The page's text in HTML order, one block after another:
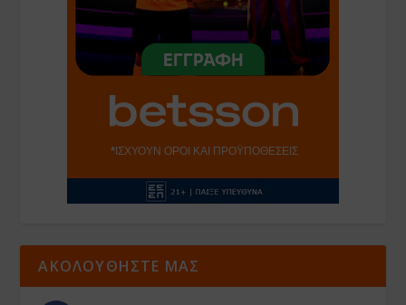
ΑΚΟΛΟΥΘΗΣΤΕ ΜΑΣ